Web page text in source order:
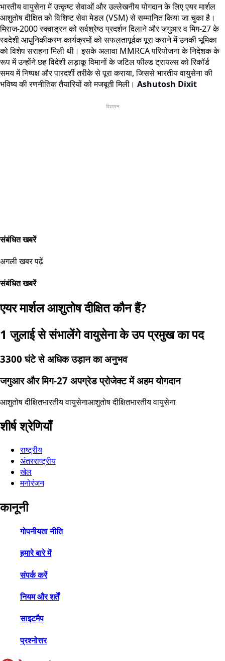
भारतीय वायुसेना में उत्कृष्ट सेवाओं और उल्लेखनीय योगदान के लिए एयर मार्शल
आशुतोष दीक्षित को विशिष्ट सेवा मेडल (VSM) से सम्मानित किया जा चुका है।
मिराज-2000 स्क्वाड्रन को सर्वश्रेष्ठ प्रदर्शन दिलाने और जगुआर व मिग-27 के
स्वदेशी आधुनिकीकरण कार्यक्रमों को सफलतापूर्वक पूरा कराने में उनकी भूमिका
को विशेष सराहना मिली थी। इसके अलावा MMRCA परियोजना के निदेशक के
रूप में उन्होंने छह विदेशी लड़ाकू विमानों के जटिल फील्ड ट्रायल्स को रिकॉर्ड
समय में निष्पक्ष और पारदर्शी तरीके से पूरा कराया, जिससे भारतीय वायुसेना की
भविष्य की रणनीतिक तैयारियों को मजबूती मिली। Ashutosh Dixit
विज्ञापन
संबंधित खबरें
अगली खबर पढ़ें
संबंधित खबरें
एयर मार्शल आशुतोष दीक्षित कौन हैं?
1 जुलाई से संभालेंगे वायुसेना के उप प्रमुख का पद
3300 घंटे से अधिक उड़ान का अनुभव
जगुआर और मिग-27 अपग्रेड प्रोजेक्ट में अहम योगदान
आशुतोष दीक्षितभारतीय वायुसेनाआशुतोष दीक्षितभारतीय वायुसेना
शीर्ष श्रेणियाँ
राष्ट्रीय
अंतरराष्ट्रीय
खेल
मनोरंजन
कानूनी
गोपनीयता नीति
हमारे बारे में
संपर्क करें
नियम और शर्तें
साइटमैप
प्रश्नोत्तर